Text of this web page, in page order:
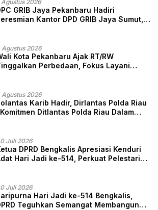
Agustus 2026
GRIB Jaya Pekanbaru Hadiri
Kantor DPD GRIB Jaya Sumut,
Agustus 2026
Kota Pekanbaru Ajak RT/RW
Perbedaan, Fokus Layani
Agustus 2026
Karib Hadir, Dirlantas Polda Riau
Ditlantas Polda Riau Dalam
Juli 2026
DPRD Bengkalis Apresiasi Kenduri
Hari Jadi ke-514, Perkuat Pelestarian
Juli 2026
Hari Jadi ke-514 Bengkalis,
Teguhkan Semangat Membangun